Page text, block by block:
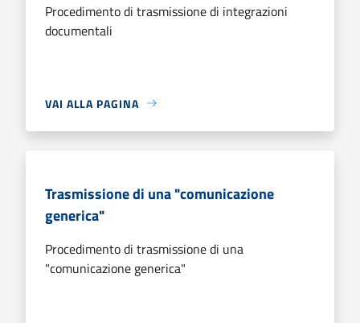
Procedimento di trasmissione di integrazioni
documentali
VAI ALLA PAGINA
Trasmissione di una "comunicazione
generica"
Procedimento di trasmissione di una
"comunicazione generica"